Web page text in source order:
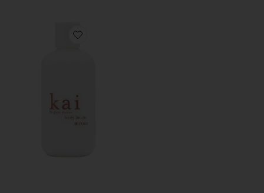
Favorite LOÇÃO CORPORAL DE ROSAS